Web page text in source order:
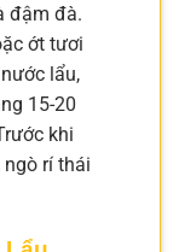
đậm đà.
ớt tươi
lẩu,
15-20
khi
rí thái